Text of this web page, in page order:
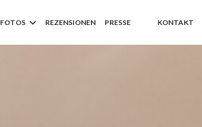
FOTOS REZENSIONEN PRESSE
((ÖFFNET EIN
((ÖFFNET EIN
KONTAKT